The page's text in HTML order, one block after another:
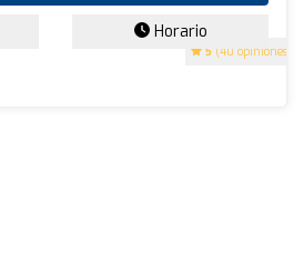
5 (40 opiniones)
Horario